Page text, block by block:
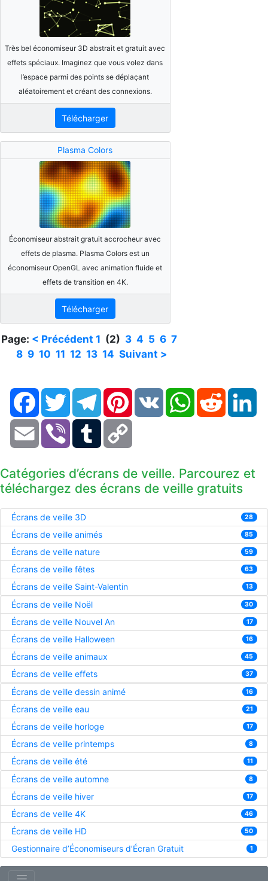
Très bel économiseur 3D abstrait et gratuit avec
effets spéciaux. Imaginez que vous volez dans
l’espace parmi des points se déplaçant
aléatoirement et créant des connexions.
Télécharger
Plasma Colors
Économiseur abstrait gratuit accrocheur avec
effets de plasma. Plasma Colors est un
économiseur OpenGL avec animation fluide et
effets de transition en 4K.
Télécharger
Page: < Précédent 1 (2) 3 4 5 6 7
8 9 10 11 12 13 14 Suivant >
FacebookTwitter TelegramPinterestVK WhatsAppReddit
Email Viber Tumblr
Catégories d’écrans de veille. Parcourez et
téléchargez des écrans de veille gratuits
Écrans de veille 3D 28
Écrans de veille animés 85
Écrans de veille nature 59
Écrans de veille fêtes 63
Écrans de veille Saint-Valentin 13
Écrans de veille Noël 30
Écrans de veille Nouvel An 17
Écrans de veille Halloween 16
Écrans de veille animaux 45
Écrans de veille effets 37
Écrans de veille dessin animé 16
Écrans de veille eau 21
Écrans de veille horloge 17
Écrans de veille printemps 8
Écrans de veille été 11
Écrans de veille automne 8
Écrans de veille hiver 17
Écrans de veille 4K 46
Écrans de veille HD 50
Gestionnaire d’Économiseurs d’Écran Gratuit 1